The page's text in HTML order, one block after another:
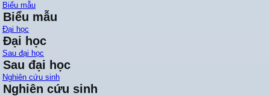
Biểu mẫu
Biểu mẫu
Đại học
Đại học
Sau đại học
Sau đại học
Nghiên cứu sinh
Nghiên cứu sinh